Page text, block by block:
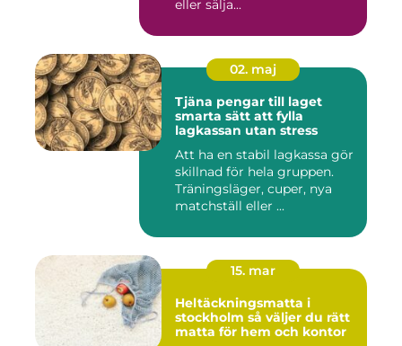
eller sälja...
02. maj
Tjäna pengar till laget
smarta sätt att fylla
lagkassan utan stress
Att ha en stabil lagkassa gör
skillnad för hela gruppen.
Träningsläger, cuper, nya
matchställ eller ...
15. mar
Heltäckningsmatta i
stockholm så väljer du rätt
matta för hem och kontor